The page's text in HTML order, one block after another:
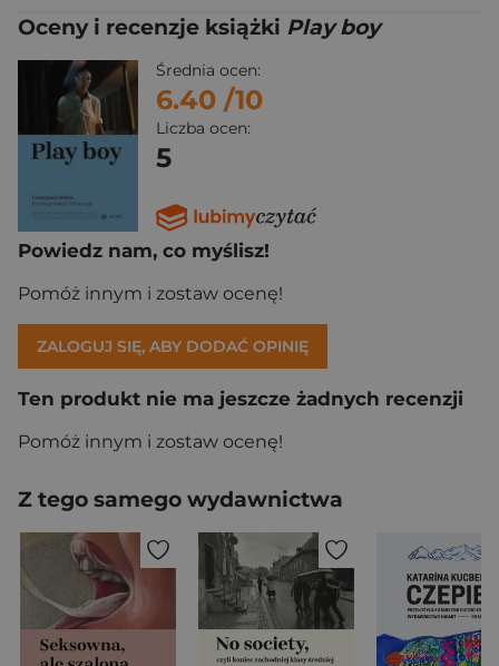
Oceny i recenzje książki Play boy
Średnia ocen:
6.40 /10
Liczba ocen:
5
Powiedz nam, co myślisz!
Pomóż innym i zostaw ocenę!
ZALOGUJ SIĘ, ABY DODAĆ OPINIĘ
Ten produkt nie ma jeszcze żadnych recenzji
Pomóż innym i zostaw ocenę!
Z tego samego wydawnictwa